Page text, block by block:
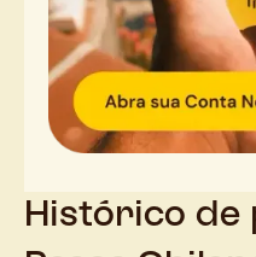
Histórico de